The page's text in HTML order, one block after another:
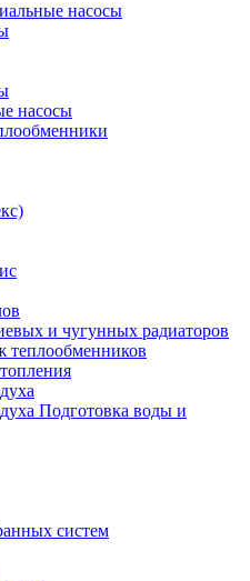
насосы
насосы
и чугунных радиаторов
Подготовка воды и
систем